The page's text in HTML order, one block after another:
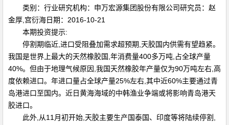
类别：行业研究机构：申万宏源集团股份有限公司研究员：赵
金厚,宫衍海日期：2016-10-21
本期投资提示:
停割期临近,进口受阻叠加需求超预期,天胶国内供需有望趋紧。
我国是世界上最大的天然橡胶国,年消费量400多万吨,占全球产量
40%。但由于地理气候原因,我国天然橡胶年产量仅为90万吨左右,高
度依赖进口。年进口量占全球产量25%左右,其中近60%主要通过青
岛港进口至国内。近日黄海海域的中韩渔业争端或将影响青岛港天
胶进口。
此外,从11月初开始,天胶主要生产国泰国、印度等将陆续停割,